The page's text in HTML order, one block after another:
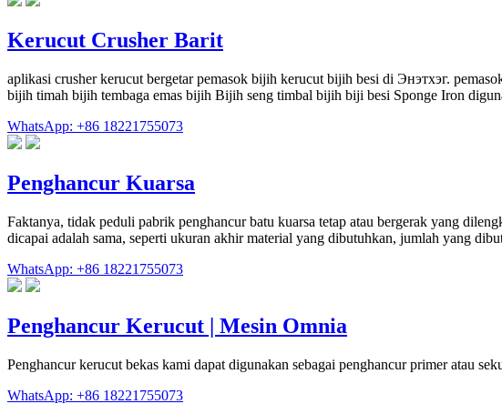
Kerucut Crusher Barit
aplikasi crusher kerucut bergetar pemasok bijih kerucut bijih besi di Энэтхэг.
bijih timah bijih tembaga emas bijih Bijih seng timbal bijih biji besi Sponge Iron
WhatsApp: +86 18221755073
Penghancur Kuarsa
Faktanya, tidak peduli pabrik penghancur batu kuarsa tetap atau bergerak yang
dicapai adalah sama, seperti ukuran akhir material yang dibutuhkan, jumlah yang
WhatsApp: +86 18221755073
Penghancur Kerucut | Mesin Omnia
Penghancur kerucut bekas kami dapat digunakan sebagai penghancur primer atau
WhatsApp: +86 18221755073